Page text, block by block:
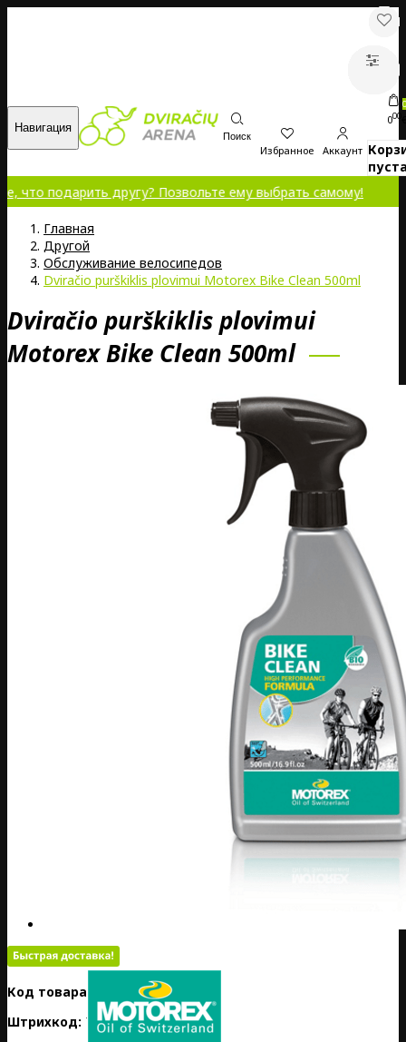
Навигация
Поиск
Избранное Аккаунт
0
000
другу? Позвольте ему выбрать самому!
Главная
Другой
Обслуживание велосипедов
Dviračio purškiklis plovimui Motorex Bike Clean 500ml
Dviračio purškiklis plovimui
Motorex Bike Clean 500ml
Код товара:
PL01-MOT304824
Штрихкод: 7611197115380